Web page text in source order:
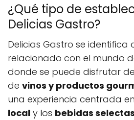
¿Qué tipo de
Delicias Gastro?
Delicias Gastro se identifica
relacionado con el mundo
donde se puede disfrutar
de vinos y productos
una experiencia centrada
local y los bebidas selectas